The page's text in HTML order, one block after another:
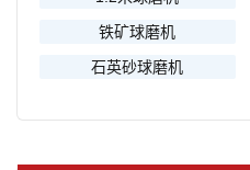
铁矿球磨机
石英砂球磨机